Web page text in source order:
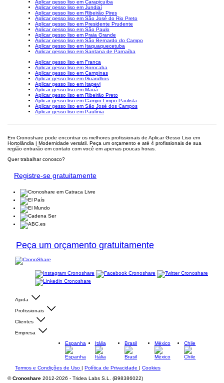
Aplicar gesso liso em Carapicuíba
Aplicar gesso liso em Jundiaí
Aplicar gesso liso em Ribeirão Pires
Aplicar gesso liso em São José do Rio Preto
Aplicar gesso liso em Presidente Prudente
Aplicar gesso liso em São Paulo
Aplicar gesso liso em Praia Grande
Aplicar gesso liso em São Bernardo do Campo
Aplicar gesso liso em Itaquaquecetuba
Aplicar gesso liso em Santana de Parnaíba
Aplicar gesso liso em Franca
Aplicar gesso liso em Sorocaba
Aplicar gesso liso em Campinas
Aplicar gesso liso em Guarulhos
Aplicar gesso liso em Itapevi
Aplicar gesso liso em Mauá
Aplicar gesso liso em Ribeirão Preto
Aplicar gesso liso em Campo Limpo Paulista
Aplicar gesso liso em São José dos Campos
Aplicar gesso liso em Paulínia
Em Cronoshare pode encontrar os melhores profissionais de Aplicar Gesso Liso em
Hortolândia | Modernidade versátil. Peça um orçamento e até 4 profissionais de sua
região entrarão em contato com você em apenas poucas horas.
Quer trabalhar conosco?
Registre-se gratuitamente
Peça um orçamento gratuitamente
Ajuda
Profissionais
Clientes
Empresa
Espanha
Itália Brasil México Chile
Termos e Condições de Uso | Política de Privacidade | Cookies
©Cronoshare 2012-2026 - Tridea Labs S.L. (B98386022)